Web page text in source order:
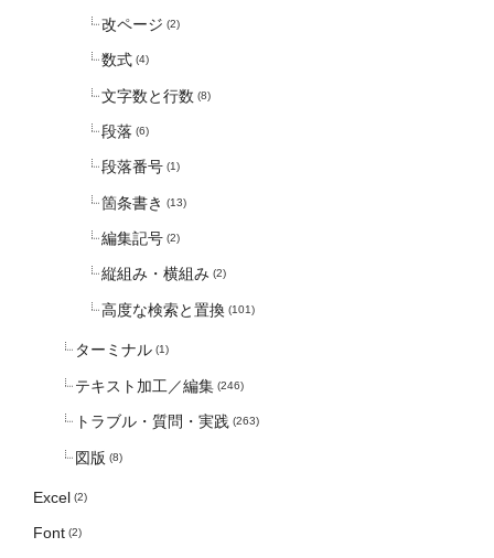
改ページ (2)
数式 (4)
文字数と行数 (8)
段落 (6)
段落番号 (1)
箇条書き (13)
編集記号 (2)
縦組み・横組み (2)
高度な検索と置換 (101)
ターミナル (1)
テキスト加工／編集 (246)
トラブル・質問・実践 (263)
図版 (8)
Excel (2)
Font (2)